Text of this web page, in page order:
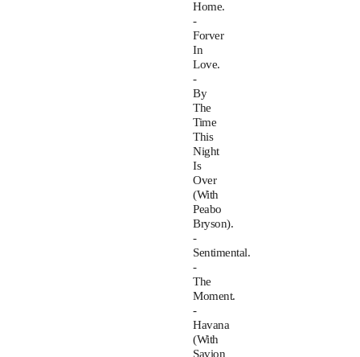
Home.
-
Forver
In
Love.
-
By
The
Time
This
Night
Is
Over
(With
Peabo
Bryson).
-
Sentimental.
-
The
Moment.
-
Havana
(With
Savion